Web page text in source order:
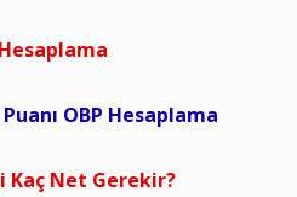
OBP Hesaplama
Kaç Net Gerekir?